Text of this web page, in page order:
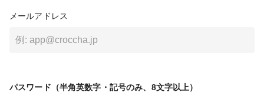
メールアドレス
パスワード（半角英数字・記号のみ、8文字以上）